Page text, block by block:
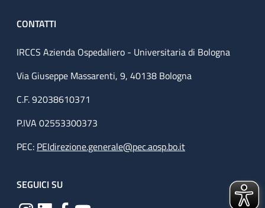
CONTATTI
IRCCS Azienda Ospedaliero - Universitaria di Bologna
Via Giuseppe Massarenti, 9, 40138 Bologna
C.F. 92038610371
P.IVA 02553300373
PEC: PEIdirezione.generale@pec.aosp.bo.it
SEGUICI SU